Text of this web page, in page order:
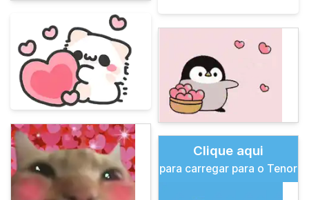
Clique aqui
para carregar para o Tenor